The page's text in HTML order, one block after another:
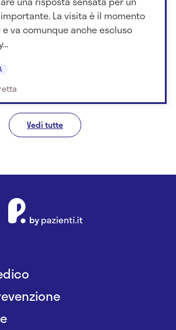
La visita è il momento
va comunque anche escluso
Vedi tutte